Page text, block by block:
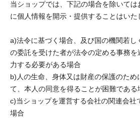
当ショップでは、下記の場合を除いて
に個人情報を開示・提供することはいた
a)法令に基づく場合、及び国の機関若し
の委託を受けた者が法令の定める事務
力する必要がある場合
b)人の生命、身体又は財産の保護のため
て、本人の同意を得ることが困難である
c)当ショップを運営する会社の関連会社
場合